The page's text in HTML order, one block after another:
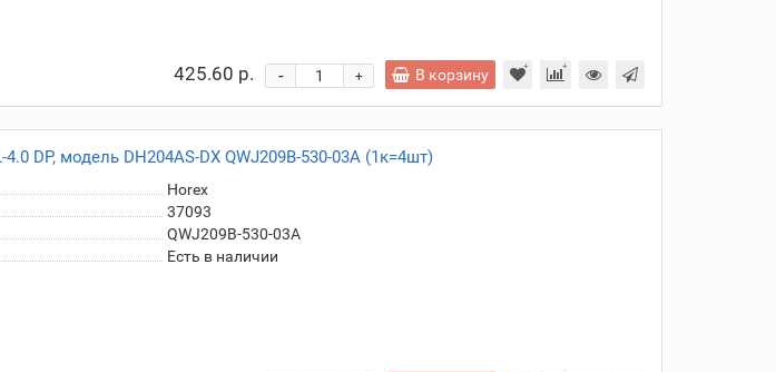
425.60 р. +
- В корзину
DP, модель DH204AS-DX QWJ209B-530-03A (1к=4шт)
Horex
37093
QWJ209B-530-03A
Есть в наличии